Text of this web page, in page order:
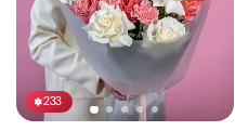
233